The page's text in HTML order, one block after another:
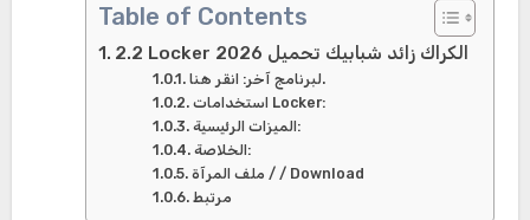
Table of Contents
2.2 Locker الكراك زائد شبابيك تحميل 2026
لبرنامج آخر: انقر هنا.
استخدامات Locker:
الميزات الرئيسية:
الخلاصة:
ملف المرآة / / Download
مرتبط